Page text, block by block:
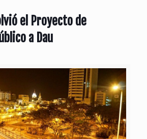
el Proyecto de
a Dau